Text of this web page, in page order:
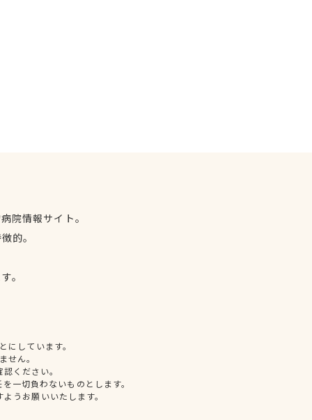
院情報サイト。
的。
。
しています。
せん。
ください。
一切負わないものとします。
うお願いいたします。